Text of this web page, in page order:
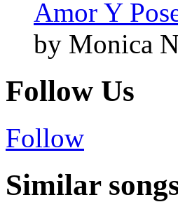
Amor Y
by Monica
Follow Us
Follow
Similar